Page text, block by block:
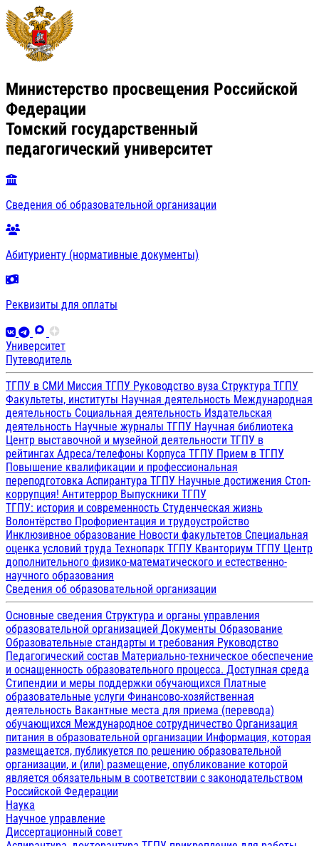
Министерство просвещения Российской
Федерации
Томский государственный
педагогический университет
Сведения об образовательной организации
Абитуриенту (нормативные документы)
Реквизиты для оплаты
Университет
Путеводитель
ТГПУ в СМИ Миссия ТГПУ Руководство вуза Структура ТГПУ
Факультеты, институты Научная деятельность Международная
деятельность Социальная деятельность Издательская
деятельность Научные журналы ТГПУ Научная библиотека
Центр выставочной и музейной деятельности ТГПУ в
рейтингах Адреса/телефоны Корпуса ТГПУ Прием в ТГПУ
Повышение квалификации и профессиональная
переподготовка Аспирантура ТГПУ Научные достижения Стоп-
коррупция! Антитеррор Выпускники ТГПУ
ТГПУ: история и современность Студенческая жизнь
Волонтёрство Профориентация и трудоустройство
Инклюзивное образование Новости факультетов Специальная
оценка условий труда Технопарк ТГПУ Кванториум ТГПУ Центр
дополнительного физико-математического и естественно-
научного образования
Сведения об образовательной организации
Основные сведения Структура и органы управления
образовательной организацией Документы Образование
Образовательные стандарты и требования Руководство
Педагогический состав Материально-техническое обеспечение
и оснащенность образовательного процесса. Доступная среда
Стипендии и меры поддержки обучающихся Платные
образовательные услуги Финансово-хозяйственная
деятельность Вакантные места для приема (перевода)
обучающихся Международное сотрудничество Организация
питания в образовательной организации Информация, которая
размещается, публикуется по решению образовательной
организации, и (или) размещение, опубликование которой
является обязательным в соответствии с законодательством
Российской Федерации
Наука
Научное управление
Диссертационный совет